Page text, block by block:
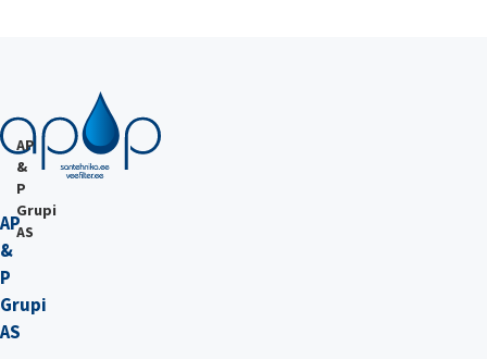
AP
&
P
Grupi
AS
AP
&
P
Grupi
AS